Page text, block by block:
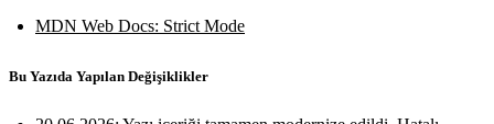
MDN Web Docs: Strict Mode
Bu Yazıda Yapılan Değişiklikler